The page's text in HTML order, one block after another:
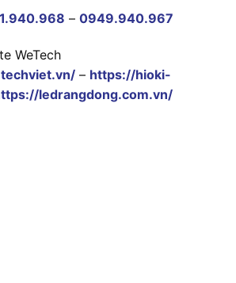
– 0949.940.967
WeTech
– https://hioki-
ledrangdong.com.vn/